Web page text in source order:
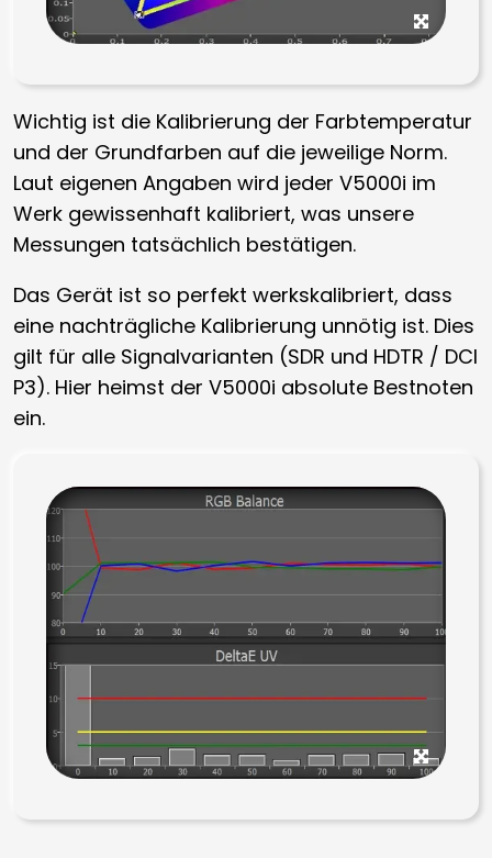
Wichtig ist die Kalibrierung der Farbtemperatur
und der Grundfarben auf die jeweilige Norm.
Laut eigenen Angaben wird jeder V5000i im
Werk gewissenhaft kalibriert, was unsere
Messungen tatsächlich bestätigen.
Das Gerät ist so perfekt werkskalibriert, dass
eine nachträgliche Kalibrierung unnötig ist. Dies
gilt für alle Signalvarianten (SDR und HDTR / DCI
P3). Hier heimst der V5000i absolute Bestnoten
ein.